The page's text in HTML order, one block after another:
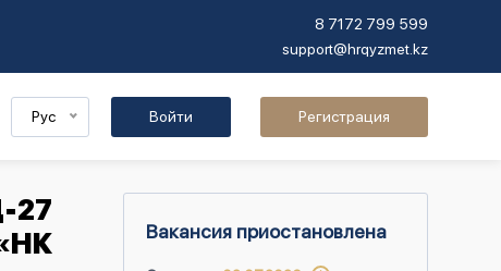
8 7172 799 599
support@hrqyzmet.kz
Рус Войти Регистрация
27
Вакансия приостановлена